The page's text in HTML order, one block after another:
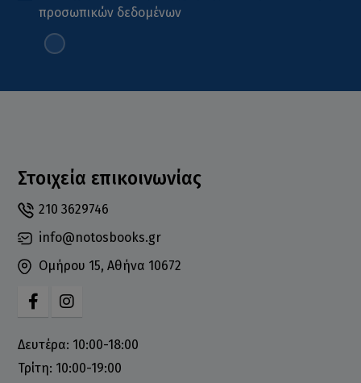
προσωπικών δεδομένων
Στοιχεία επικοινωνίας
210 3629746
info@notosbooks.gr
Ομήρου 15, Αθήνα 10672
Δευτέρα: 10:00-18:00
Τρίτη: 10:00-19:00